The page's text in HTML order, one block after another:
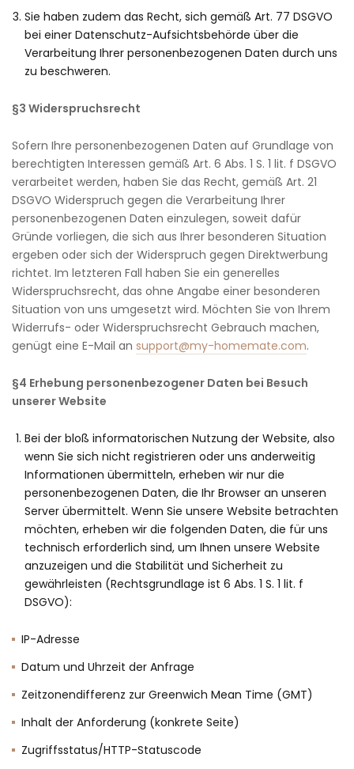
Sie haben zudem das Recht, sich gemäß Art. 77 DSGVO
bei einer Datenschutz-Aufsichtsbehörde über die
Verarbeitung Ihrer personenbezogenen Daten durch uns
zu beschweren.
§3 Widerspruchsrecht
Sofern Ihre personenbezogenen Daten auf Grundlage von
berechtigten Interessen gemäß Art. 6 Abs. 1 S. 1 lit. f DSGVO
verarbeitet werden, haben Sie das Recht, gemäß Art. 21
DSGVO Widerspruch gegen die Verarbeitung Ihrer
personenbezogenen Daten einzulegen, soweit dafür
Gründe vorliegen, die sich aus Ihrer besonderen Situation
ergeben oder sich der Widerspruch gegen Direktwerbung
richtet. Im letzteren Fall haben Sie ein generelles
Widerspruchsrecht, das ohne Angabe einer besonderen
Situation von uns umgesetzt wird. Möchten Sie von Ihrem
Widerrufs- oder Widerspruchsrecht Gebrauch machen,
genügt eine E-Mail an support@my-homemate.com.
§4 Erhebung personenbezogener Daten bei Besuch
unserer Website
Bei der bloß informatorischen Nutzung der Website, also
wenn Sie sich nicht registrieren oder uns anderweitig
Informationen übermitteln, erheben wir nur die
personenbezogenen Daten, die Ihr Browser an unseren
Server übermittelt. Wenn Sie unsere Website betrachten
möchten, erheben wir die folgenden Daten, die für uns
technisch erforderlich sind, um Ihnen unsere Website
anzuzeigen und die Stabilität und Sicherheit zu
gewährleisten (Rechtsgrundlage ist 6 Abs. 1 S. 1 lit. f
DSGVO):
IP-Adresse
Datum und Uhrzeit der Anfrage
Zeitzonendifferenz zur Greenwich Mean Time (GMT)
Inhalt der Anforderung (konkrete Seite)
Zugriffsstatus/HTTP-Statuscode